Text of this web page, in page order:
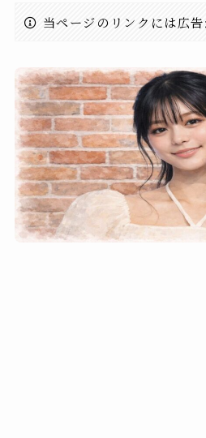
当ページのリンクには広告